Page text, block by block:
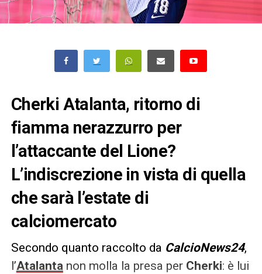
Cherki Atalanta, ritorno di
fiamma nerazzurro per
l’attaccante del Lione?
L’indiscrezione in vista di quella
che sarà l’estate di
calciomercato
Secondo quanto raccolto da CalcioNews24,
l’Atalantanon molla la presa per Cherki: è lui